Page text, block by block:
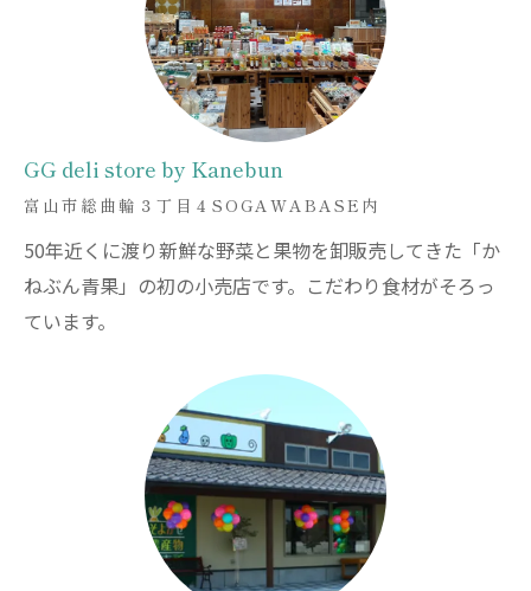
GG deli store by Kanebun
富山市総曲輪３丁目４SOGAWABASE内
50年近くに渡り新鮮な野菜と果物を卸販売してきた「か
ねぶん青果」の初の小売店です。こだわり食材がそろっ
ています。